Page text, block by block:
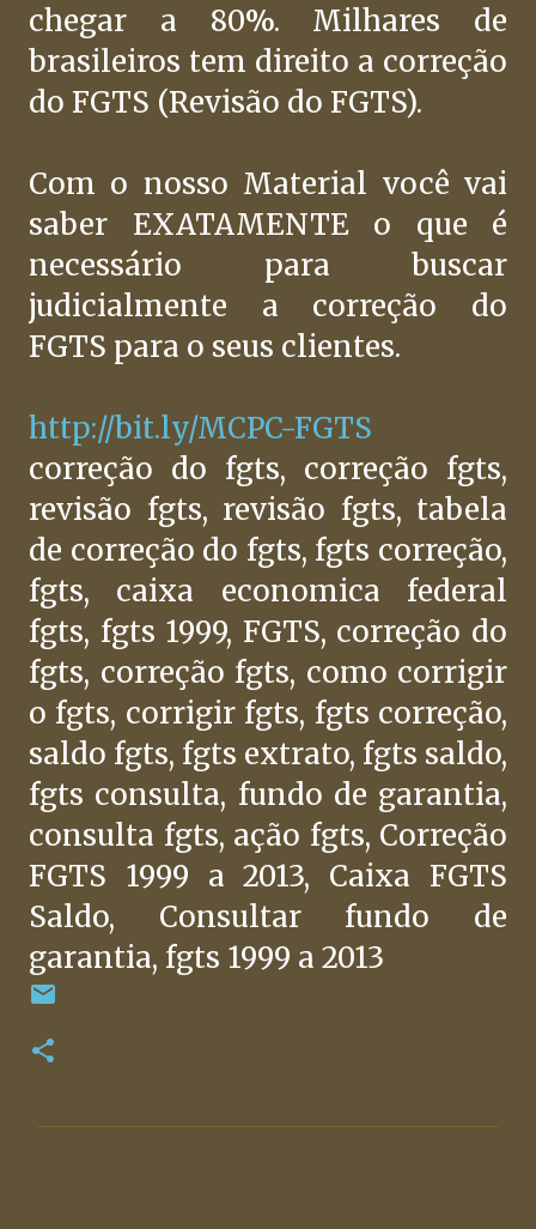
chegar a 80%. Milhares de
brasileiros tem direito a correção
do FGTS (Revisão do FGTS).
Com o nosso Material você vai
saber EXATAMENTE o que é
necessário para buscar
judicialmente a correção do
FGTS para o seus clientes.
http://bit.ly/MCPC-FGTS
correção do fgts, correção fgts,
revisão fgts, revisão fgts, tabela
de correção do fgts, fgts correção,
fgts, caixa economica federal
fgts, fgts 1999, FGTS, correção do
fgts, correção fgts, como corrigir
o fgts, corrigir fgts, fgts correção,
saldo fgts, fgts extrato, fgts saldo,
fgts consulta, fundo de garantia,
consulta fgts, ação fgts, Correção
FGTS 1999 a 2013, Caixa FGTS
Saldo, Consultar fundo de
garantia, fgts 1999 a 2013